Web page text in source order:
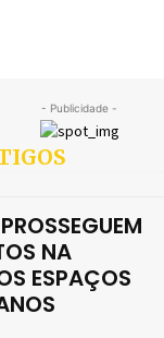
- Publicidade -
NA
ESPAÇOS